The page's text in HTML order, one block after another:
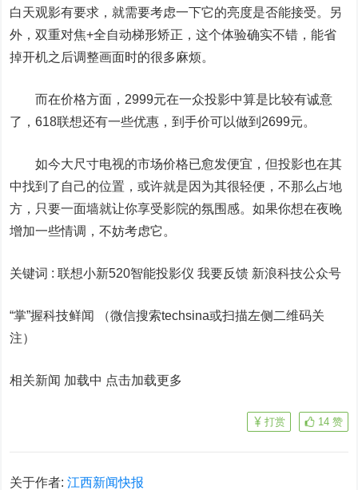
白天观影有要求，就需要考虑一下它的亮度是否能接受。另
外，双重对焦+全自动梯形矫正，这个体验确实不错，能省
掉开机之后调整画面时的很多麻烦。
而在价格方面，2999元在一众投影中算是比较有诚意
了，618联想还有一些优惠，到手价可以做到2699元。
如今大尺寸电视的市场价格已愈发便宜，但投影也在其
中找到了自己的位置，或许就是因为其很轻便，不那么占地
方，只要一面墙就让你享受影院的氛围感。如果你想在夜晚
增加一些情调，不妨考虑它。
关键词 :联想小新520智能投影仪 我要反馈 新浪科技公众号
“掌”握科技鲜闻 （微信搜索techsina或扫描左侧二维码关
注）
相关新闻 加载中 点击加载更多
14 赞
打赏
关于作者:江西新闻快报